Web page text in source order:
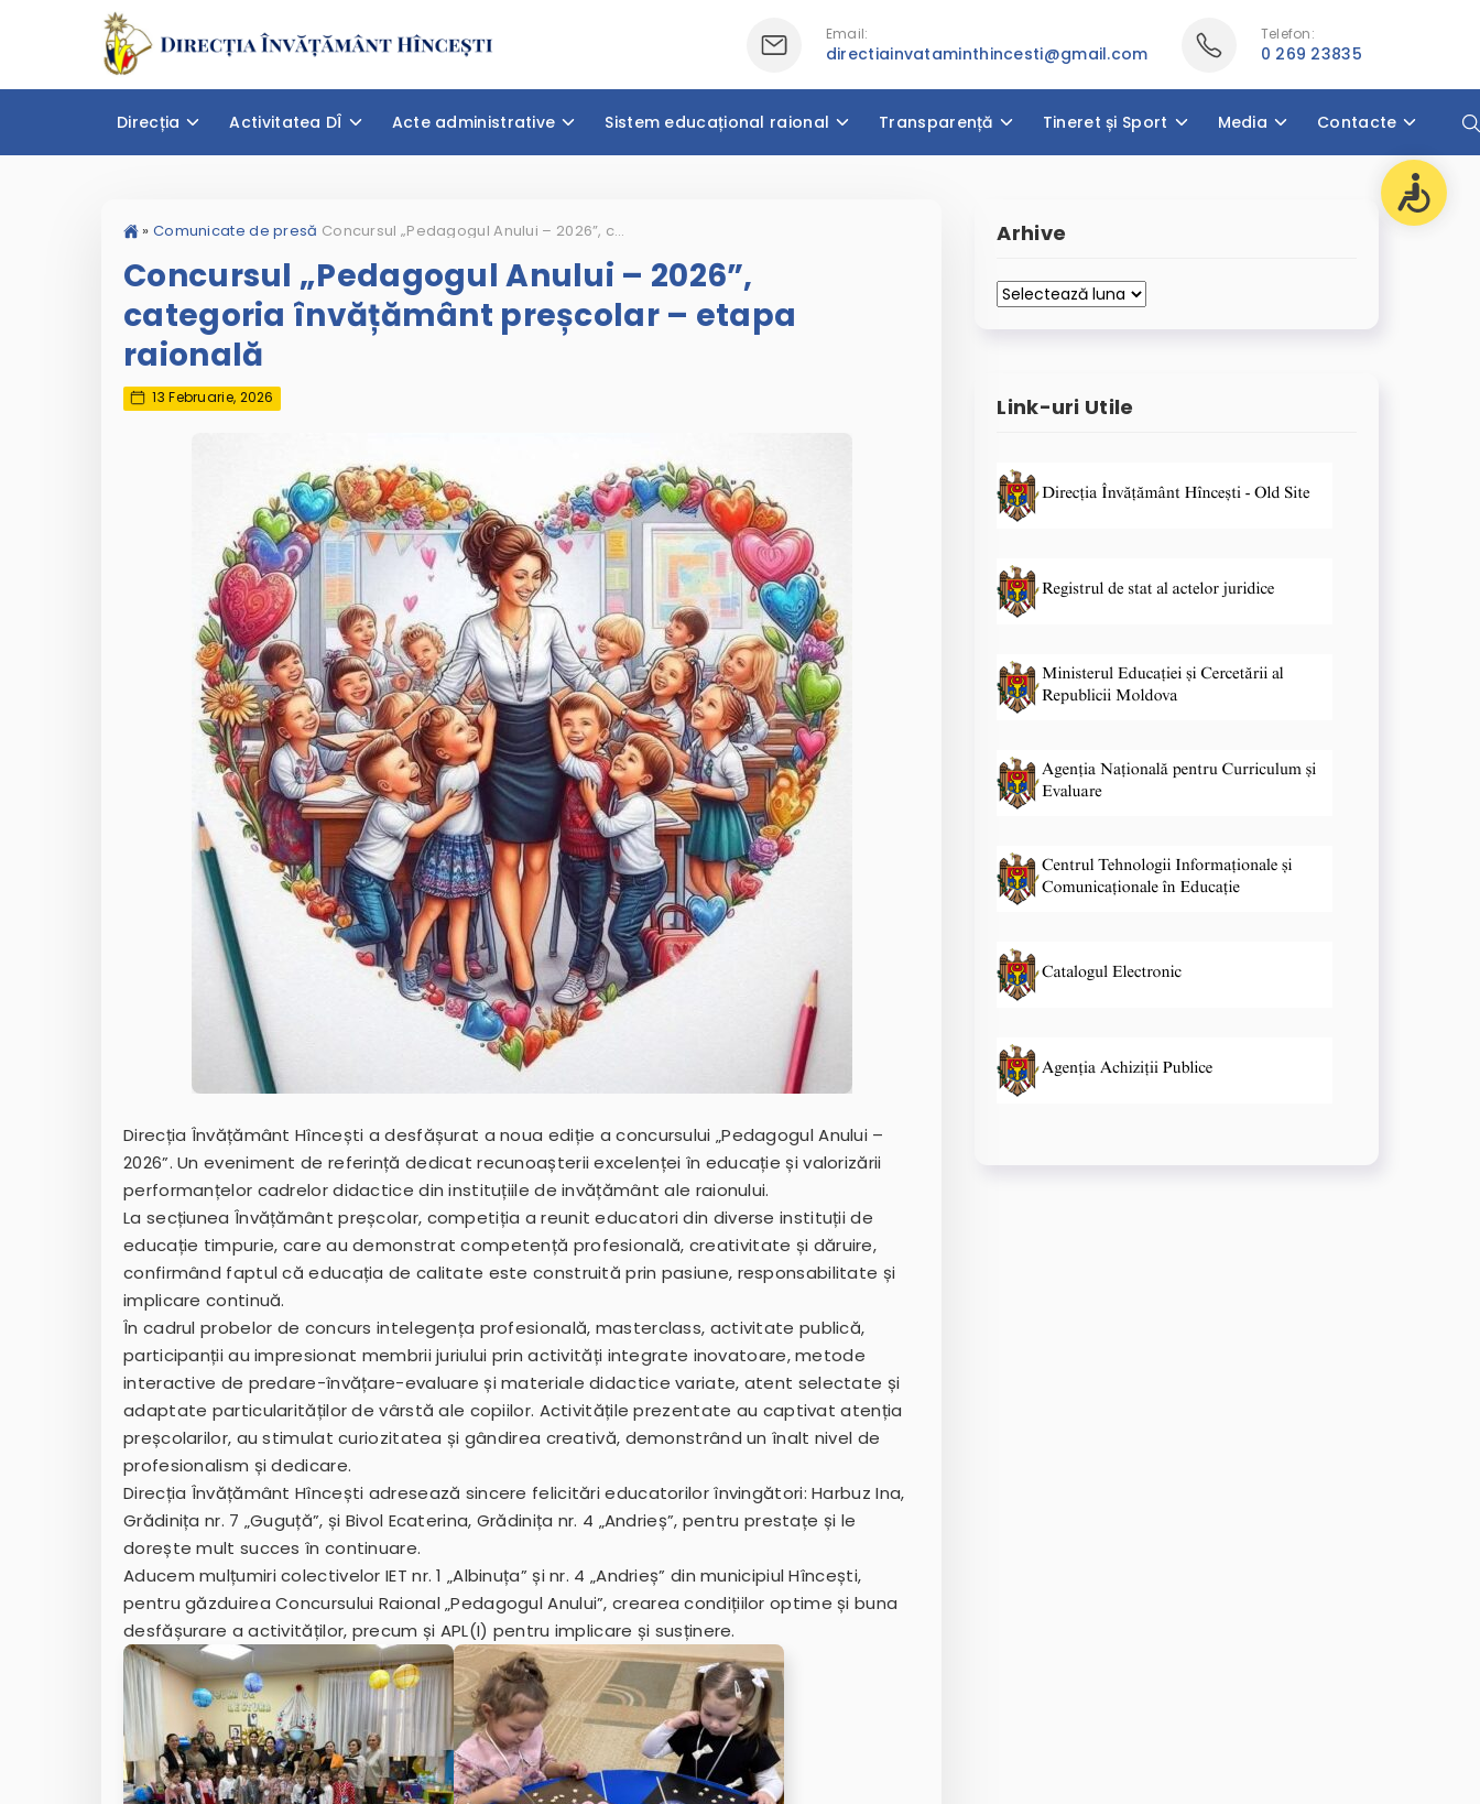
Email:
directiainvataminthincesti@gmail.com
Telefon:
0 269 23835
Direcția Activitatea DÎ Acte administrative Sistem educațional raional Transparență Tineret și Sport Media Contacte
» Comunicate de presă Concursul „Pedagogul Anului – 2026”, categoria învățământ preșcolar – etapa raională
Concursul „Pedagogul Anului – 2026”,
categoria învățământ preșcolar – etapa
raională
13 Februarie, 2026
Direcția Învățământ Hîncești a desfășurat a noua ediție a concursului „Pedagogul Anului –
2026”. Un eveniment de referință dedicat recunoașterii excelenței în educație și valorizării
performanțelor cadrelor didactice din instituțiile de invățământ ale raionului.
La secțiunea Învățământ preșcolar, competiția a reunit educatori din diverse instituții de
educație timpurie, care au demonstrat competență profesională, creativitate și dăruire,
confirmând faptul că educația de calitate este construită prin pasiune, responsabilitate și
implicare continuă.
În cadrul probelor de concurs intelegența profesională, masterclass, activitate publică,
participanții au impresionat membrii juriului prin activități integrate inovatoare, metode
interactive de predare-învățare-evaluare și materiale didactice variate, atent selectate și
adaptate particularităților de vârstă ale copiilor. Activitățile prezentate au captivat atenția
preșcolarilor, au stimulat curiozitatea și gândirea creativă, demonstrând un înalt nivel de
profesionalism și dedicare.
Direcția Învățământ Hîncești adresează sincere felicitări educatorilor învingători: Harbuz Ina,
Grădinița nr. 7 „Guguță”, și Bivol Ecaterina, Grădinița nr. 4 „Andrieș”, pentru prestațe și le
dorește mult succes în continuare.
Aducem mulțumiri colectivelor IET nr. 1 „Albinuța” și nr. 4 „Andrieș” din municipiul Hîncești,
pentru găzduirea Concursului Raional „Pedagogul Anului”, crearea condițiilor optime și buna
desfășurare a activităților, precum și APL(I) pentru implicare și susținere.
Arhive
Arhive
Link-uri Utile